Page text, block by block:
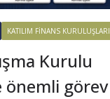
KATILIM FINANS KURULUŞLARI
Kurulu
önemli görev